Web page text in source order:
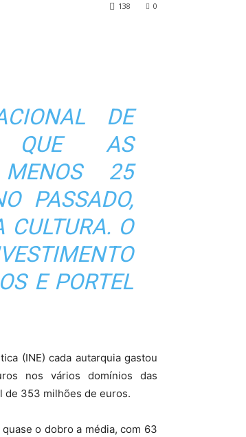
0
138
DE
QUE AS
MENOS 25
PASSADO,
CULTURA. O
E PORTEL
(INE) cada autarquia gastou
nos vários domínios das
de 353 milhões de euros.
o dobro a média, com 63